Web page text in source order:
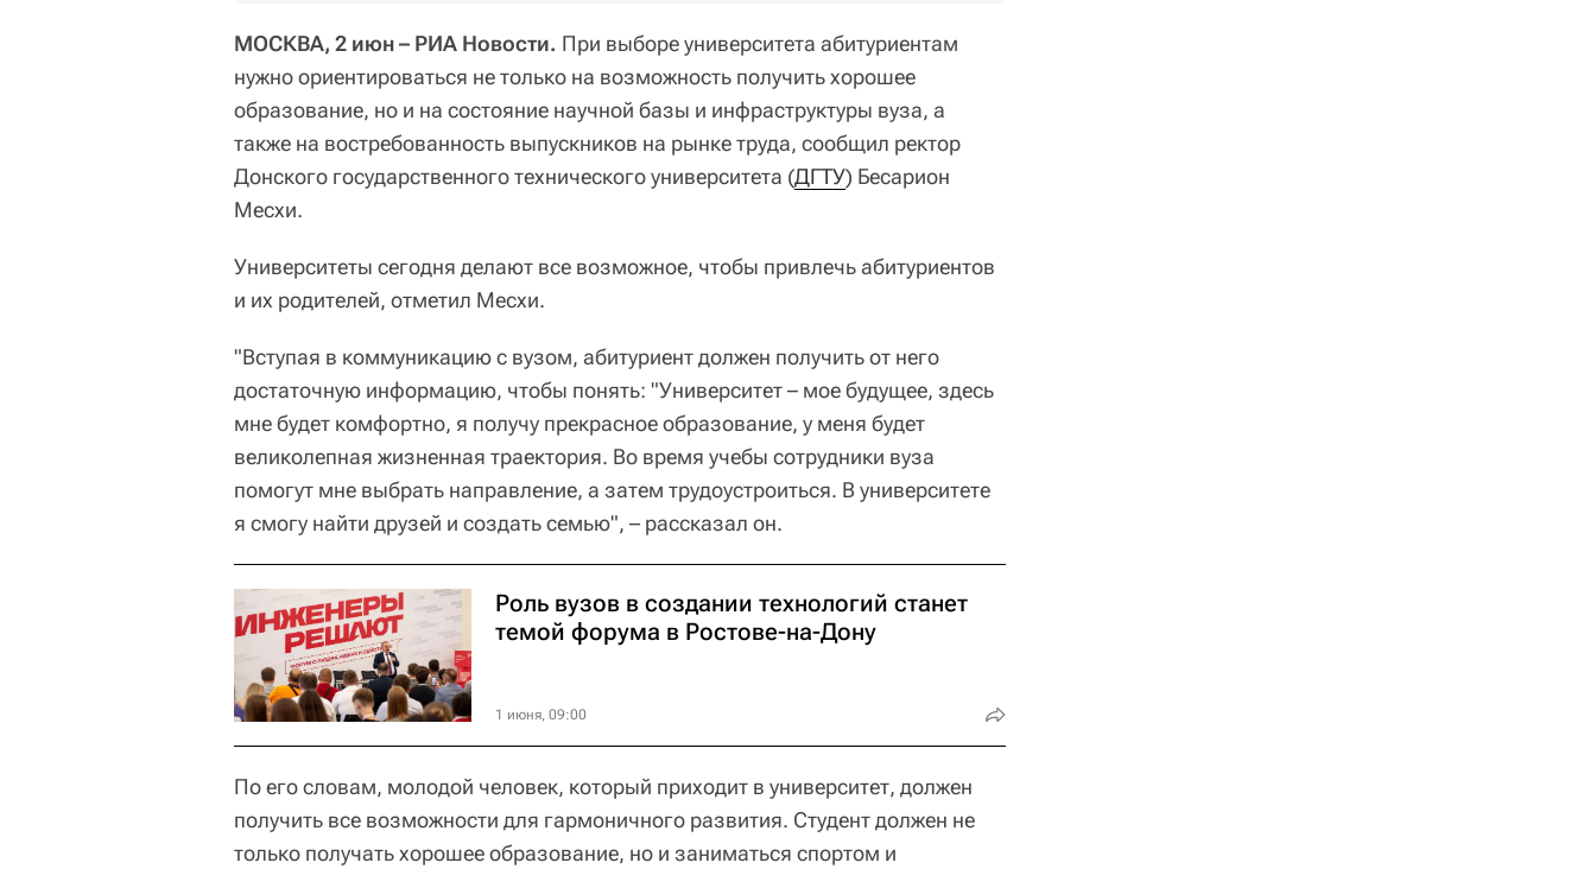
МОСКВА, 2 июн – РИА Новости. При выборе университета абитуриентам
нужно ориентироваться не только на возможность получить хорошее
образование, но и на состояние научной базы и инфраструктуры вуза, а
также на востребованность выпускников на рынке труда, сообщил ректор
Донского государственного технического университета (ДГТУ) Бесарион
Месхи.
Университеты сегодня делают все возможное, чтобы привлечь абитуриентов
и их родителей, отметил Месхи.
"Вступая в коммуникацию с вузом, абитуриент должен получить от него
достаточную информацию, чтобы понять: "Университет – мое будущее, здесь
мне будет комфортно, я получу прекрасное образование, у меня будет
великолепная жизненная траектория. Во время учебы сотрудники вуза
помогут мне выбрать направление, а затем трудоустроиться. В университете
я смогу найти друзей и создать семью", – рассказал он.
Роль вузов в создании технологий станет
темой форума в Ростове-на-Дону
1 июня, 09:00
По его словам, молодой человек, который приходит в университет, должен
получить все возможности для гармоничного развития. Студент должен не
только получать хорошее образование, но и заниматься спортом и